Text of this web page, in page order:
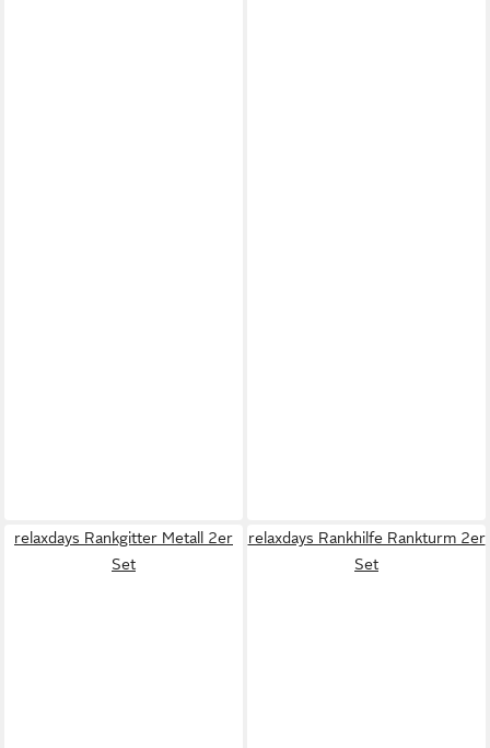
relaxdays Rankgitter Metall 2er
Set
relaxdays Rankhilfe Rankturm 2er
Set